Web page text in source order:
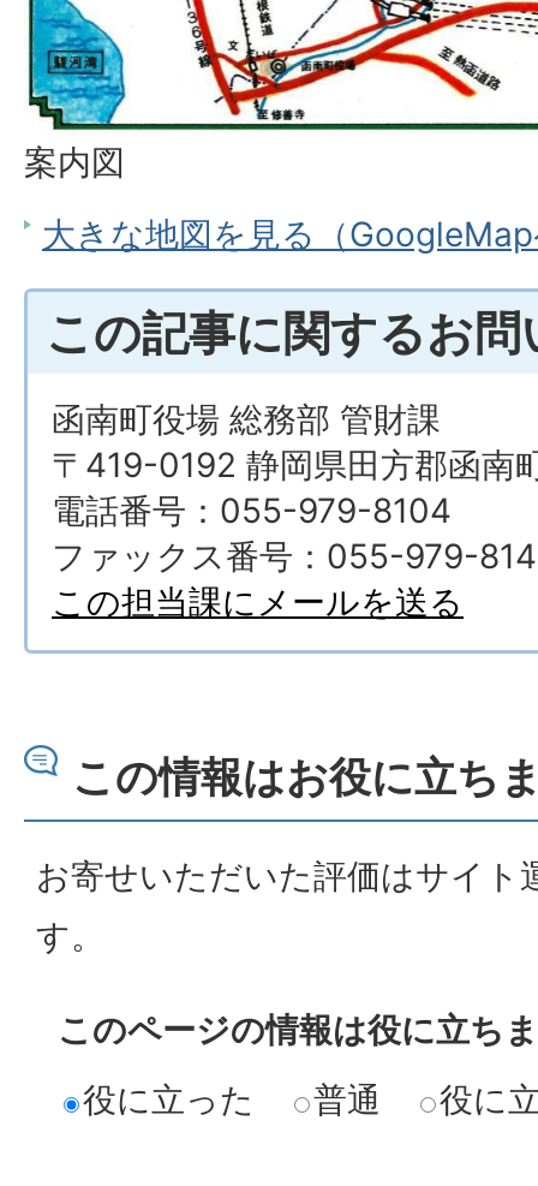
案内図
大きな地図を見る（
この記事に関するお
函南町役場 総務部 管財課
〒419-0192 静岡県田方郡函南
電話番号：055-979-8104
ファックス番号：055-979-
この担当課にメールを送る
この情報はお役に立ち
お寄せいただいた評価はサイト
す。
このページの情報は役に立ち
役に立った
普通 役に